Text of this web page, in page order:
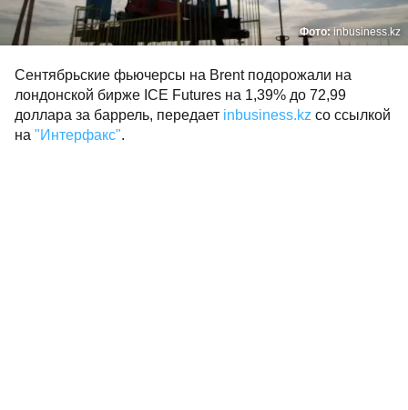
Фото:inbusiness.kz
Сентябрьские фьючерсы на Brent подорожали на
лондонской бирже ICE Futures на 1,39% до 72,99
доллара за баррель, передает inbusiness.kz со ссылкой
на "Интерфакс".